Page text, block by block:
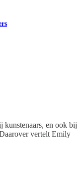
kunstenaars, en ook bij
vertelt Emily